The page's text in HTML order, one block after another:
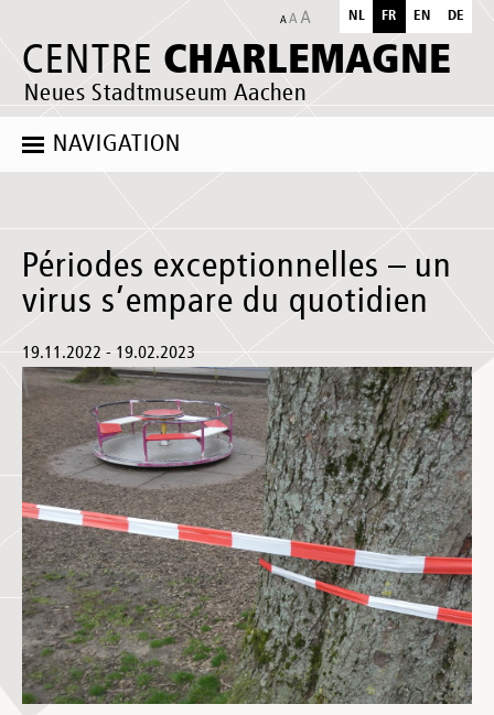
CENTRE CHARLEMAGNE
Neues Stadtmuseum Aachen
NL FR EN DE
NAVIGATION
Périodes exceptionnelles – un
virus s’empare du quotidien
19.11.2022 - 19.02.2023